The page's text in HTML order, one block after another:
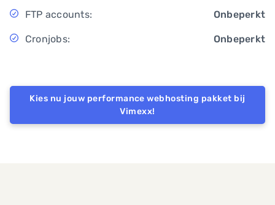
FTP accounts: Onbeperkt
Cronjobs: Onbeperkt
Kies nu jouw performance webhosting pakket bij
Vimexx!